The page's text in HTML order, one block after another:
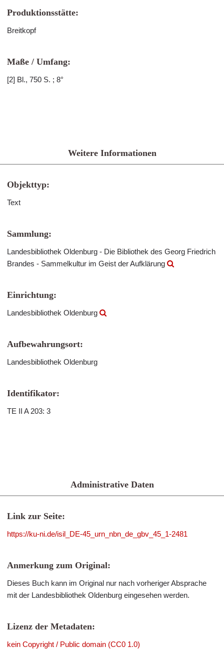
Produktionsstätte:
Breitkopf
Maße / Umfang:
[2] Bl., 750 S. ; 8°
Weitere Informationen
Objekttyp:
Text
Sammlung:
Landesbibliothek Oldenburg - Die Bibliothek des Georg Friedrich
Brandes - Sammelkultur im Geist der Aufklärung
Einrichtung:
Landesbibliothek Oldenburg
Aufbewahrungsort:
Landesbibliothek Oldenburg
Identifikator:
TE II A 203: 3
Administrative Daten
Link zur Seite:
https://ku-ni.de/isil_DE-45_urn_nbn_de_gbv_45_1-2481
Anmerkung zum Original:
Dieses Buch kann im Original nur nach vorheriger Absprache
mit der Landesbibliothek Oldenburg eingesehen werden.
Lizenz der Metadaten:
kein Copyright / Public domain (CC0 1.0)